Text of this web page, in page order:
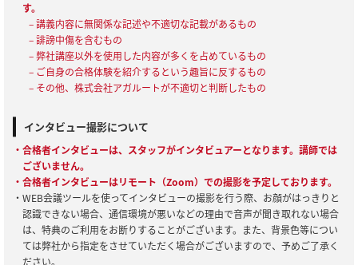
す。
– 講義内容に無関係な記述や不適切な記載があるもの
– 誹謗中傷を含むもの
– 弊社講座以外を使用した内容が多くを占めているもの
– ご自身の合格体験を紹介するという趣旨に反するもの
– その他、株式会社アガルートが不適切と判断したもの
インタビュー撮影について
・合格者インタビューは、スタッフがインタビュアーとなります。講師では
ございません。
・合格者インタビューはリモート（Zoom）での撮影を予定しております。
・WEB会議ツールを使ってインタビューの撮影を行う際、お顔がはっきりと
認識できない場合、通信環境が悪いなどの理由で音声が聞き取れない場合
は、特典のご利用をお断りすることがございます。また、背景色等につい
ては弊社から指定をさせていただく場合がございますので、予めご了承く
ださい。